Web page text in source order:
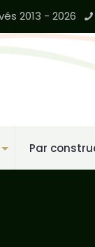
2013 - 2026
Par